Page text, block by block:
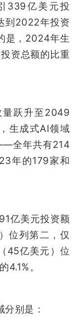
339亿美元投
到2022年投资
是，2024年生
资总额的比重
跃升至2049
生成式AI领域
全年共有214
年的179家和
亿美元投资额
位列第二，仅
45亿美元）位
4.1%。
别是：